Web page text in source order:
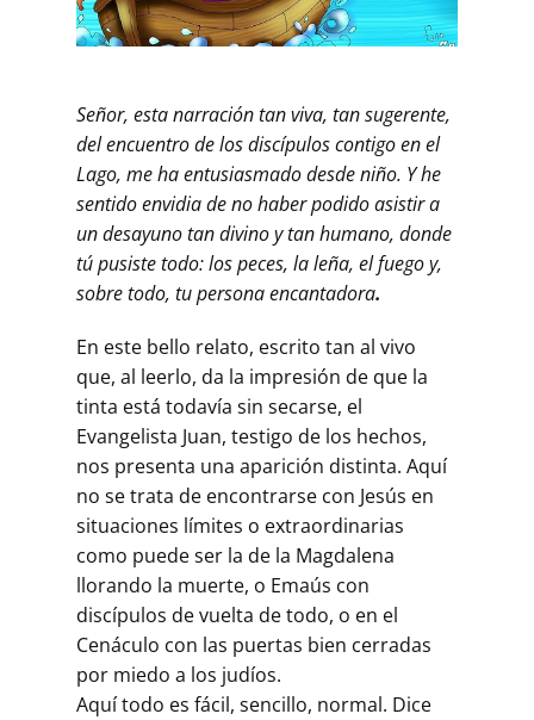
Señor, esta narración tan viva, tan sugerente,
del encuentro de los discípulos contigo en el
Lago, me ha entusiasmado desde niño. Y he
sentido envidia de no haber podido asistir a
un desayuno tan divino y tan humano, donde
tú pusiste todo: los peces, la leña, el fuego y,
sobre todo, tu persona encantadora.
En este bello relato, escrito tan al vivo
que, al leerlo, da la impresión de que la
tinta está todavía sin secarse, el
Evangelista Juan, testigo de los hechos,
nos presenta una aparición distinta. Aquí
no se trata de encontrarse con Jesús en
situaciones límites o extraordinarias
como puede ser la de la Magdalena
llorando la muerte, o Emaús con
discípulos de vuelta de todo, o en el
Cenáculo con las puertas bien cerradas
por miedo a los judíos.
Aquí todo es fácil, sencillo, normal. Dice